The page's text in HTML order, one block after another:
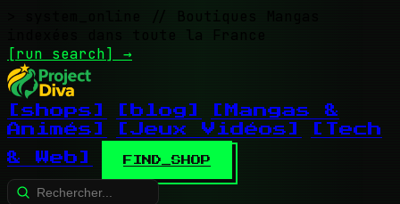
// Boutiques Mangas
indexées dans toute la France
[run search] →
[shops] [blog]
[Mangas &
Animés]
[Jeux Vidéos]
[Tech
& Web]
FIND_SHOP